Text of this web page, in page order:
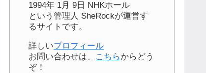
1994年 1月 9日 NHKホール
という管理人 SheRockが運営す
るサイトです。
詳しいプロフィール
お問い合わせは、
こちらからどう
ぞ！